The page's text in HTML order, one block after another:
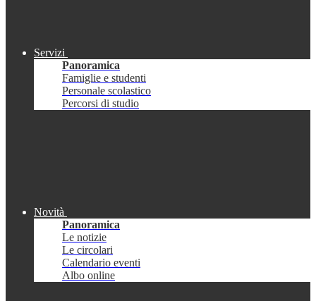
Servizi
Panoramica
Famiglie e studenti
Personale scolastico
Percorsi di studio
Novità
Panoramica
Le notizie
Le circolari
Calendario eventi
Albo online